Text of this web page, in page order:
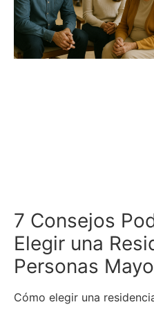
7 Consejos
Elegir una
Personas
Cómo elegir una